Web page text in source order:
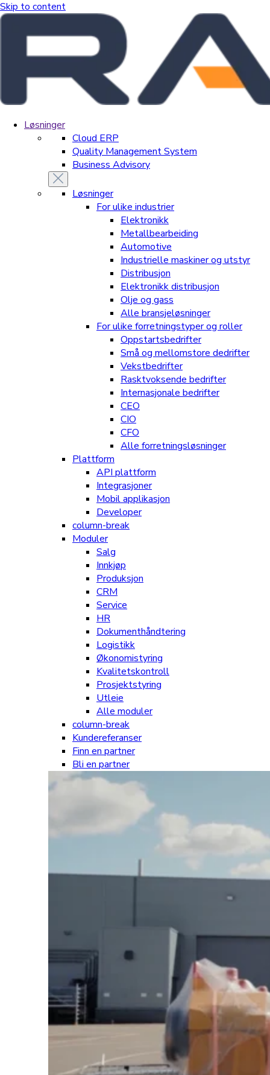
Skip to content
Løsninger
Cloud ERP
Quality Management System
Business Advisory
Løsninger
For ulike industrier
Elektronikk
Metallbearbeiding
Automotive
Industrielle maskiner og utstyr
Distribusjon
Elektronikk distribusjon
Olje og gass
Alle bransjeløsninger
For ulike forretningstyper og roller
Oppstartsbedrifter
Små og mellomstore dedrifter
Vekstbedrifter
Rasktvoksende bedrifter
Internasjonale bedrifter
CEO
CIO
CFO
Alle forretningsløsninger
Plattform
API plattform
Integrasjoner
Mobil applikasjon
Developer
column-break
Moduler
Salg
Innkjøp
Produksjon
CRM
Service
HR
Dokumenthåndtering
Logistikk
Økonomistyring
Kvalitetskontroll
Prosjektstyring
Utleie
Alle moduler
column-break
Kundereferanser
Finn en partner
Bli en partner